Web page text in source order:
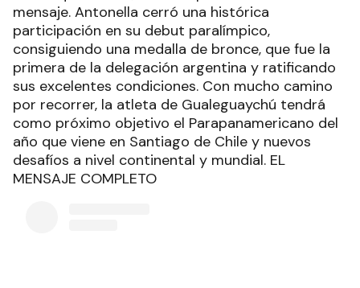
mensaje. Antonella cerró una histórica
participación en su debut paralímpico,
consiguiendo una medalla de bronce, que fue la
primera de la delegación argentina y ratificando
sus excelentes condiciones. Con mucho camino
por recorrer, la atleta de Gualeguaychú tendrá
como próximo objetivo el Parapanamericano del
año que viene en Santiago de Chile y nuevos
desafíos a nivel continental y mundial. EL
MENSAJE COMPLETO